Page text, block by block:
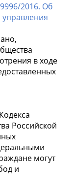
2016. Об
в ходе
Российской
могут
и